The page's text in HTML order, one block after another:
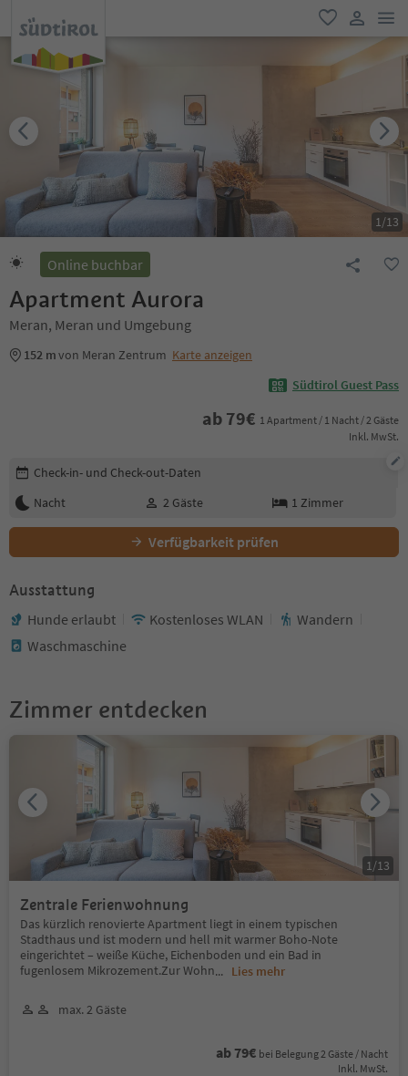
favorit
user link
1/13
Online buchbar
Apartment Aurora
Meran, Meran und Umgebung
152 mvon Meran Zentrum Karte anzeigen
Südtirol Guest Pass
ab 79€ 1 Apartment / 1 Nacht / 2 Gäste
Inkl. MwSt.
Buchungsdetails bearbeiten
Check-in- und Check-out-Daten
Nacht
2 Gäste 1 Zimmer
Verfügbarkeit prüfen
Ausstattung
Hunde erlaubt Kostenloses WLAN
Wandern
Waschmaschine
Zimmer entdecken
Zentrale Ferienwohnung
Das kürzlich renovierte Apartment liegt in einem typischen
Stadthaus und ist modern und hell mit warmer Boho-Note
eingerichtet – weiße Küche, Eichenboden und ein Bad in
fugenlosem Mikrozement.Zur Wohn... Lies mehr
max. 2 Gäste
ab 79€ bei Belegung 2 Gäste / Nacht
Inkl. MwSt.
1 /13